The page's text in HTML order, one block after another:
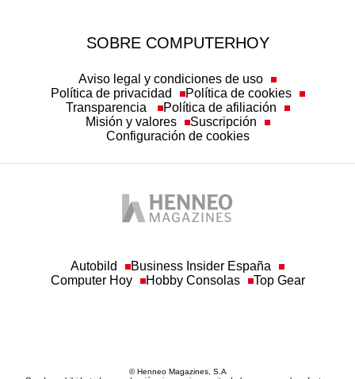
SOBRE COMPUTERHOY
Aviso legal y condiciones de uso
Política de privacidad
Política de cookies
Transparencia
Política de afiliación
Misión y valores
Suscripción
Configuración de cookies
Autobild
Business Insider España
Computer Hoy
Hobby Consolas Top Gear
© Henneo Magazines, S.A